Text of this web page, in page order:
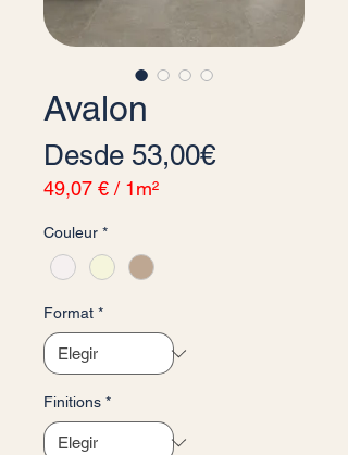
Avalon
Desde 53,00€Precio de
49,07 € / 1m²
por
1
Metro
cuadrado
Couleur *
Format *
Finitions *